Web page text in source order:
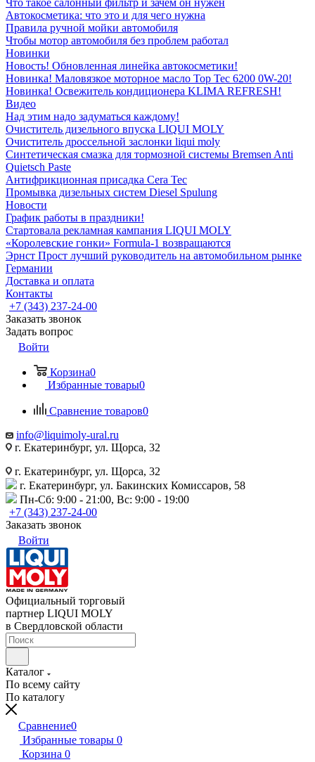
Что такое салонный фильтр и зачем он нужен
Автокосметика: что это и для чего нужна
Правила ручной мойки автомобиля
Чтобы мотор автомобиля без проблем работал
Новинки
Новость! Обновленная линейка автокосметики!
Новинка! Маловязкое моторное масло Top Tec 6200 0W-20!
Новинка! Освежитель кондиционера KLIMA REFRESH!
Видео
Над этим надо задуматься каждому!
Очиститель дизельного впуска LIQUI MOLY
Очиститель дроссельной заслонки liqui moly
Синтетическая смазка для тормозной системы Bremsen Anti
Quietsch Paste
Антифрикционная присадка Cera Tec
Промывка дизельных систем Diesel Spulung
Новости
График работы в праздники!
Стартовала рекламная кампания LIQUI MOLY
«Королевские гонки» Formula-1 возвращаются
Эрнст Прост лучший руководитель на автомобильном рынке
Германии
Доставка и оплата
Контакты
+7 (343) 237-24-00
Заказать звонок
Задать вопрос
Войти
Корзина0
Избранные товары0
Сравнение товаров0
info@liquimoly-ural.ru
г. Екатеринбург, ул. Щорса, 32
г. Екатеринбург, ул. Щорса, 32
г. Екатеринбург, ул. Бакинских Комиссаров, 58
Пн-Сб: 9:00 - 21:00, Вс: 9:00 - 19:00
+7 (343) 237-24-00
Заказать звонок
Войти
Официальный торговый
партнер LIQUI MOLY
в Свердловской области
Каталог
По всему сайту
По каталогу
Сравнение0
Избранные товары 0
Корзина 0